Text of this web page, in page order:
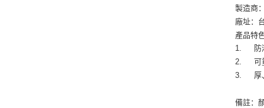
製造商
廠址：
產品特
1.	防潮、防漏、保鮮！
2.	可重複使用、方便收納、不占空間！
3.
備註：